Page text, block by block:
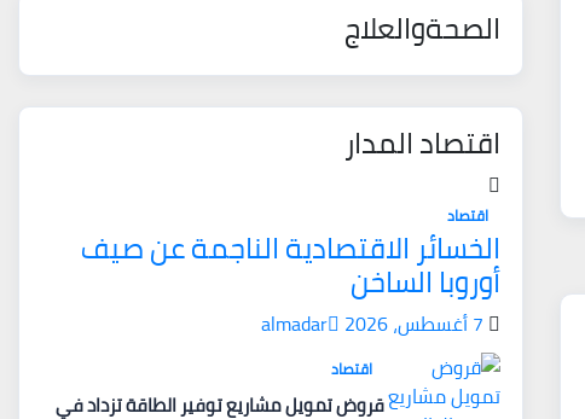
الصحةوالعلاج
اقتصاد المدار
اقتصاد
الخسائر الاقتصادية الناجمة عن صيف
أوروبا الساخن
7 أغسطس، 2026 almadar
اقتصاد
قروض تمويل مشاريع توفير الطاقة تزداد في